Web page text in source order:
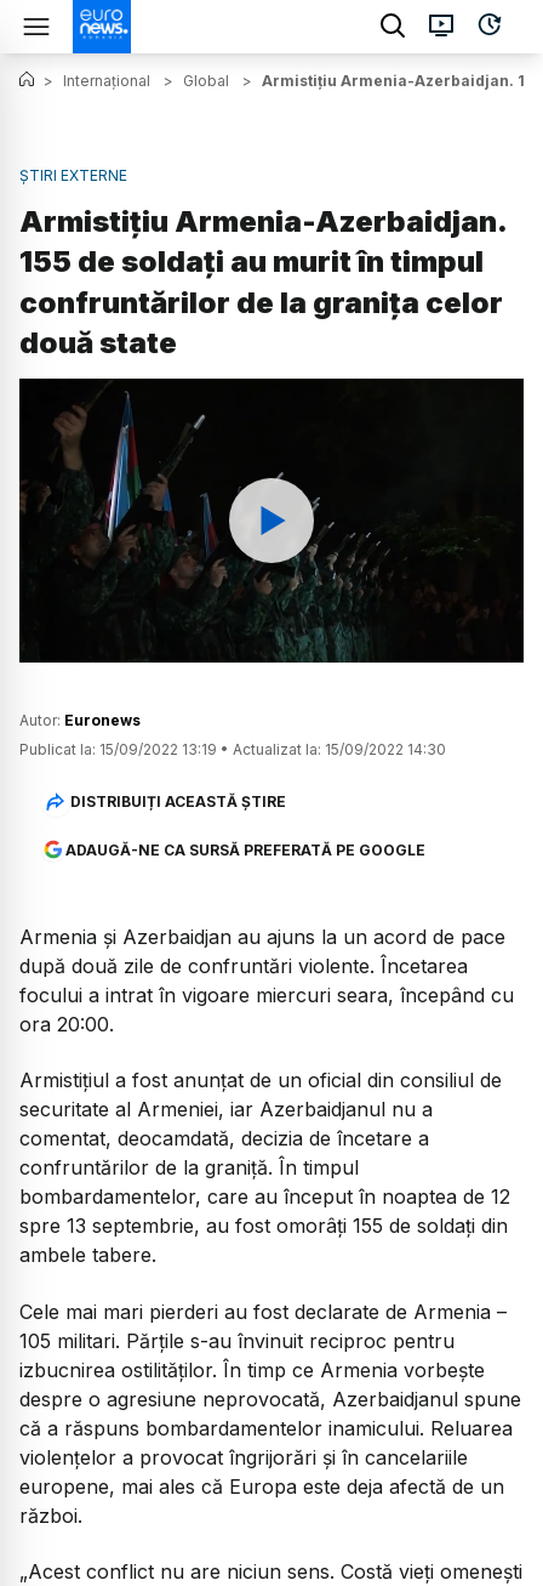
> Internațional > Global > Armistițiu Armenia-Azerbaidjan.
ȘTIRI EXTERNE
Armistițiu Armenia-Azerbaidjan.
155 de soldați au murit în timpul
confruntărilor de la granița celor
două state
Watch
Autor: Euronews
Publicat la: 15/09/2022 13:19 • Actualizat la: 15/09/2022 14:30
DISTRIBUIȚI ACEASTĂ ȘTIRE
ADAUGĂ-NE CA SURSĂ PREFERATĂ PE GOOGLE
Armenia și Azerbaidjan au ajuns la un acord de pace
după două zile de confruntări violente. Încetarea
focului a intrat în vigoare miercuri seara, începând cu
ora 20:00.
Armistițiul a fost anunțat de un oficial din consiliul de
securitate al Armeniei, iar Azerbaidjanul nu a
comentat, deocamdată, decizia de încetare a
confruntărilor de la graniță. În timpul
bombardamentelor, care au început în noaptea de 12
spre 13 septembrie, au fost omorâți 155 de soldați din
ambele tabere.
Cele mai mari pierderi au fost declarate de Armenia –
105 militari. Părțile s-au învinuit reciproc pentru
izbucnirea ostilităților. În timp ce Armenia vorbește
despre o agresiune neprovocată, Azerbaidjanul spune
că a răspuns bombardamentelor inamicului. Reluarea
violențelor a provocat îngrijorări și în cancelariile
europene, mai ales că Europa este deja afectă de un
război.
„Acest conflict nu are niciun sens. Costă vieți omenești